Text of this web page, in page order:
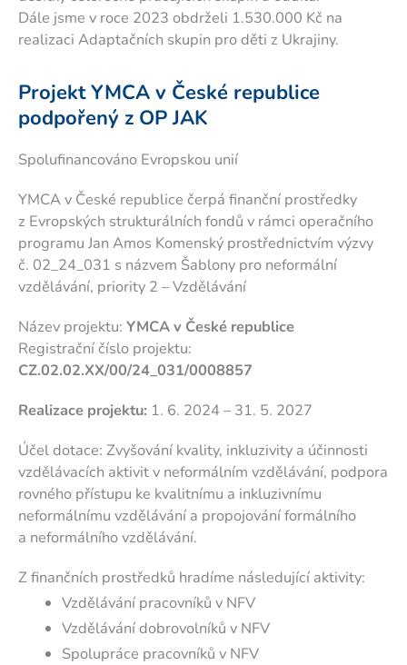
Dále jsme v roce 2023 obdrželi 1.530.000 Kč na
realizaci Adaptačních skupin pro děti z Ukrajiny.
Projekt YMCA v České republice
podpořený z OP JAK
Spolufinancováno Evropskou unií
YMCA v České republice čerpá finanční prostředky
z Evropských strukturálních fondů v rámci operačního
programu Jan Amos Komenský prostřednictvím výzvy
č. 02_24_031 s názvem Šablony pro neformální
vzdělávání, priority 2 – Vzdělávání
Název projektu: YMCA v České republice
Registrační číslo projektu:
CZ.02.02.XX/00/24_031/0008857
Realizace projektu: 1. 6. 2024 – 31. 5. 2027
Účel dotace: Zvyšování kvality, inkluzivity a účinnosti
vzdělávacích aktivit v neformálním vzdělávání, podpora
rovného přístupu ke kvalitnímu a inkluzivnímu
neformálnímu vzdělávání a propojování formálního
a neformálního vzdělávání.
Z finančních prostředků hradíme následující aktivity:
Vzdělávání pracovníků v NFV
Vzdělávání dobrovolníků v NFV
Spolupráce pracovníků v NFV